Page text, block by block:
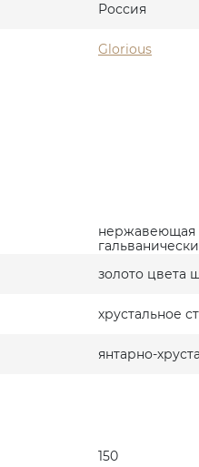
Россия
Glorious
нержавеющая
золото цвета
хрустальное
янтарно-
150